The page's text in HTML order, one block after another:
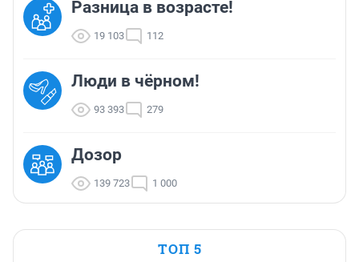
Разница в возрасте!
19 103 112
Люди в чёрном!
93 393 279
Дозор
139 723 1 000
ТОП 5